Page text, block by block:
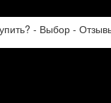
- Выбор -